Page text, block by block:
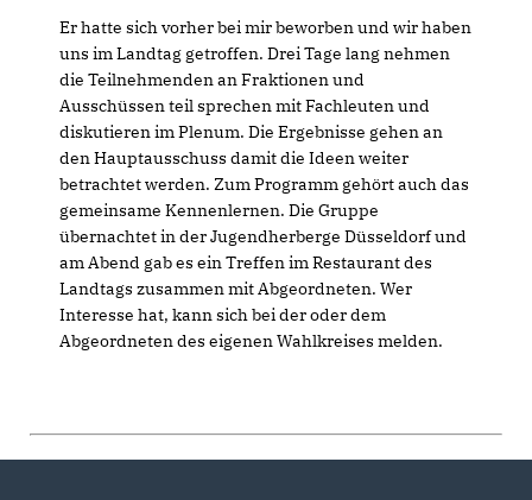
Er hatte sich vorher bei mir beworben und wir haben
uns im Landtag getroffen. Drei Tage lang nehmen
die Teilnehmenden an Fraktionen und
Ausschüssen teil sprechen mit Fachleuten und
diskutieren im Plenum. Die Ergebnisse gehen an
den Hauptausschuss damit die Ideen weiter
betrachtet werden. Zum Programm gehört auch das
gemeinsame Kennenlernen. Die Gruppe
übernachtet in der Jugendherberge Düsseldorf und
am Abend gab es ein Treffen im Restaurant des
Landtags zusammen mit Abgeordneten. Wer
Interesse hat, kann sich bei der oder dem
Abgeordneten des eigenen Wahlkreises melden.